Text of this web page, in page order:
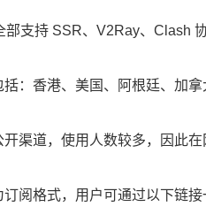
支持 SSR、V2Ray、Clash
：香港、美国、阿根廷、加
渠道，使用人数较多，因此
阅格式，用户可通过以下链